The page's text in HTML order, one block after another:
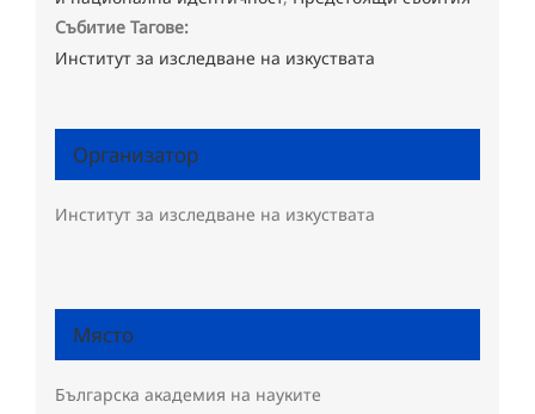
Събитие Тагове:
Институт за изследване на изкуствата
Организатор
Институт за изследване на изкуствата
Място
Българска академия на науките